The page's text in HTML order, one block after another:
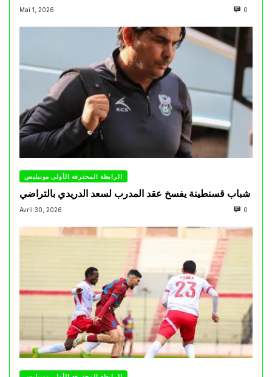
Mai 1, 2026 0
الرابطة المحترفة الأولى موبيليس
شباب قسنطينة يفسخ عقد المدرب لسعد الدريدي بالتراضي
Avril 30, 2026 0